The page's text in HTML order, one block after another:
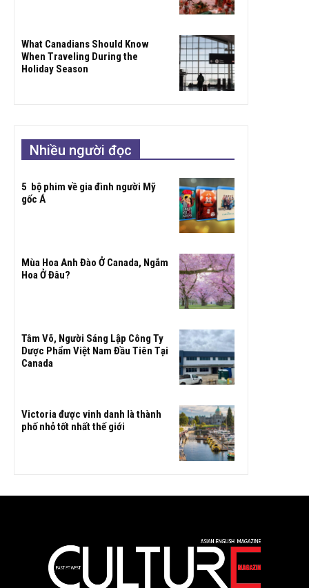
What Canadians Should Know
When Traveling During the
Holiday Season
Nhiều người đọc
5 bộ phim về gia đình người Mỹ
gốc Á
Mùa Hoa Anh Đào Ở Canada, Ngắm
Hoa Ở Đâu?
Tâm Võ, Người Sáng Lập Công Ty
Dược Phẩm Việt Nam Đầu Tiên Tại
Canada
Victoria được vinh danh là thành
phố nhỏ tốt nhất thế giới